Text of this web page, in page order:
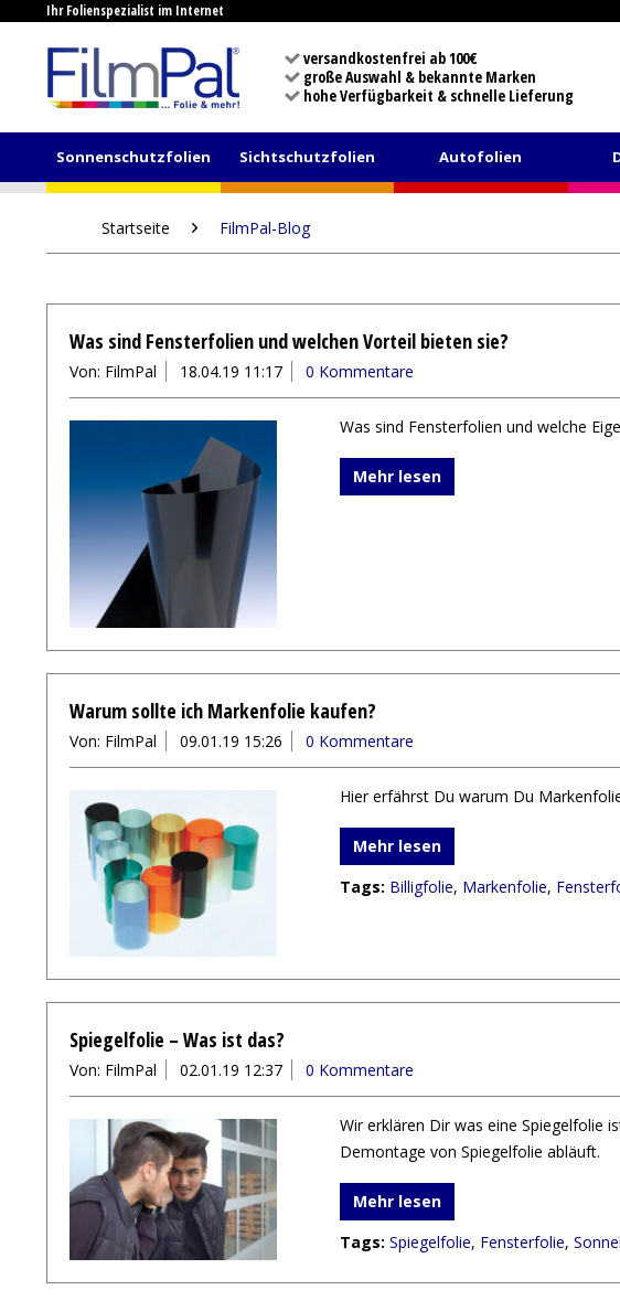
Ihr Folienspezialist im Internet
versandkostenfrei ab 100€
große Auswahl & bekannte Marken
hohe Verfügbarkeit & schnelle Lieferung
Sonnenschutzfolien Sichtschutzfolien Autofolien
Startseite FilmPal-Blog
Was sind Fensterfolien und welchen Vorteil bieten sie?
Von: FilmPal 18.04.19 11:17 0 Kommentare
Was sind Fensterfolien und welche
Mehr lesen
Warum sollte ich Markenfolie kaufen?
Von: FilmPal 09.01.19 15:26 0 Kommentare
Hier erfährst Du warum Du
Mehr lesen
Tags: Billigfolie, Markenfolie,
Spiegelfolie – Was ist das?
Von: FilmPal 02.01.19 12:37 0 Kommentare
Wir erklären Dir was eine Spiegelfolie
Demontage von Spiegelfolie abläuft.
Mehr lesen
Tags: Spiegelfolie, Fensterfolie,